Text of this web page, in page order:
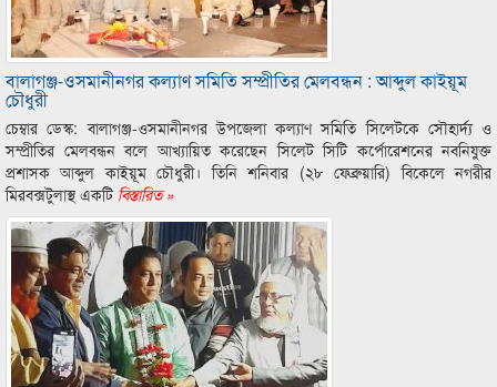
বালাগঞ্জ-ওসমানীনগর কল্যাণ সমিতি সম্প্রীতির মেলবন্ধন : আব্দুল কাইয়ূম
চৌধুরী
চেম্বার ডেস্ক: বালাগঞ্জ-ওসমানীনগর উপজেলা কল্যাণ সমিতি সিলেটকে সৌহার্দ্য ও
সম্প্রীতির মেলবন্ধন বলে আখ্যায়িত করেছেন সিলেট সিটি কর্পোরেশনের নবনিযুক্ত
প্রশাসক আব্দুল কাইয়ূম চৌধুরী। তিনি শনিবার (২৮ ফেব্রুয়ারি) বিকেলে নগরীর
মিরবক্সটুলাস্থ একটিবিস্তারিত »